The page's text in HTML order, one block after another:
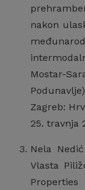
nakon
Mostar-
Zagreb:
25. travnja
Nela
Vlasta